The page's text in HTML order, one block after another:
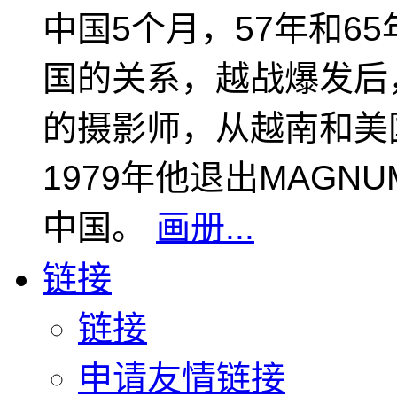
中国5个月，57年和
国的关系，越战爆发
的摄影师，从越南和
1979年他退出
中国。 画册...
链接
链接
申请友情链接